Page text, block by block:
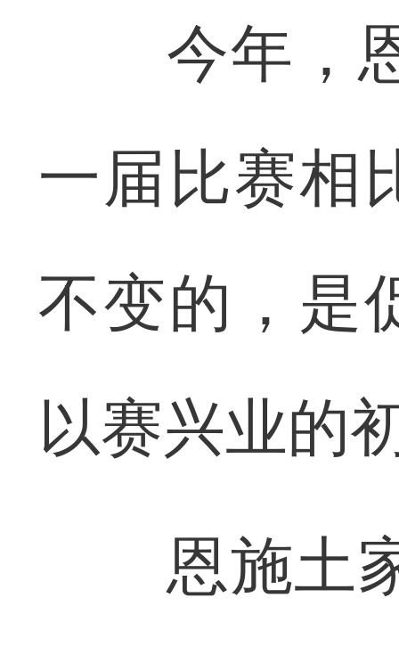
今年，恩
一届比赛相
不变的，是
以赛兴业的
恩施土家